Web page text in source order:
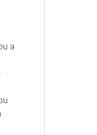
a